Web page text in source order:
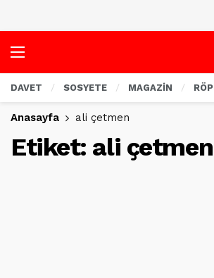
DAVET SOSYETE MAGAZİN
Anasayfa ali çetmen
Etiket: ali çetmen